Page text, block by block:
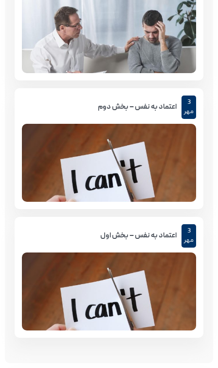
3
مهر
اعتماد به نفس – بخش دوم
3
مهر
اعتماد به نفس – بخش اول